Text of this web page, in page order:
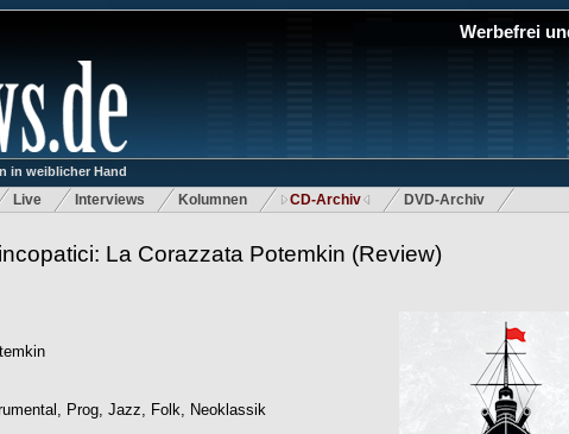
Werbefrei
in weiblicher Hand
Live Interviews Kolumnen CD-Archiv DVD-Archiv
La Corazzata Potemkin (Review)
Prog, Jazz, Folk, Neoklassik